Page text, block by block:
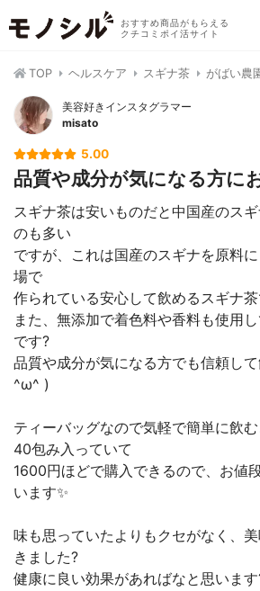
おすすめ商品がもらえる
クチコミポイ活サイト
TOP ヘルスケア スギナ茶 がばい農
美容好きインスタグラマー
misato
5.00
品質や成分が気になる方に
スギナ茶は安いものだと中国産のス
のも多い
ですが、これは国産のスギナを原料
場で
作られている安心して飲めるスギナ茶
また、無添加で着色料や香料も使用
です?
品質や成分が気になる方でも信頼し
^ω^ )
ティーバッグなので気軽で簡単に飲む
40包み入っていて
1600円ほどで購入できるので、お値
います✨
味も思っていたよりもクセがなく、
きました?
健康に良い効果があればなと思いま